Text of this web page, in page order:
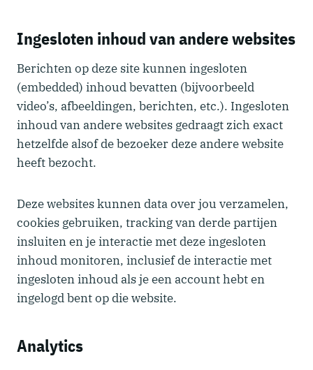
Ingesloten inhoud van andere websites
Berichten op deze site kunnen ingesloten
(embedded) inhoud bevatten (bijvoorbeeld
video’s, afbeeldingen, berichten, etc.). Ingesloten
inhoud van andere websites gedraagt zich exact
hetzelfde alsof de bezoeker deze andere website
heeft bezocht.
Deze websites kunnen data over jou verzamelen,
cookies gebruiken, tracking van derde partijen
insluiten en je interactie met deze ingesloten
inhoud monitoren, inclusief de interactie met
ingesloten inhoud als je een account hebt en
ingelogd bent op die website.
Analytics